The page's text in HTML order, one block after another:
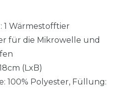
1 Wärmestofftier
für die Mikrowelle und
(LxB)
100% Polyester, Füllung: